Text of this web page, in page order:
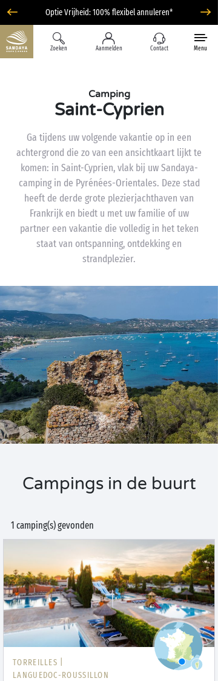
Optie Vrijheid: 100% flexibel annuleren*
Zoeken Aanmelden Contact Menu
Camping
Saint-Cyprien
Ga tijdens uw volgende vakantie op in een
achtergrond die zo van een ansichtkaart lijkt te
komen: in Saint-Cyprien, vlak bij uw Sandaya-
camping in de Pyrénées-Orientales. Deze stad
heeft de derde grote plezierjachthaven van
Frankrijk en biedt u met uw familie of uw
partner een vakantie die volledig in het teken
staat van ontspanning, ontdekking en
strandplezier.
Campings in de buurt
1 camping(s) gevonden
TORREILLES |
LANGUEDOC-ROUSSILLON